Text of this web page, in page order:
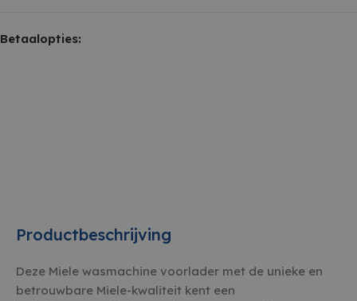
Betaalopties:
Productbeschrijving
Deze Miele wasmachine voorlader met de unieke en
betrouwbare Miele-kwaliteit kent een